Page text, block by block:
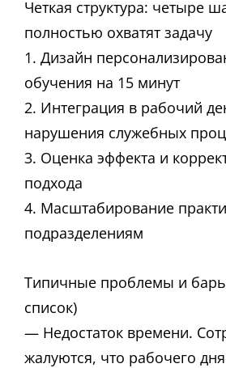
Четкая структура: четыре
полностью охватят задачу
1. Дизайн
обучения на 15 минут
2. Интеграция в рабочий
нарушения служебных
3. Оценка эффекта и
подхода
4. Масштабирование
подразделениям
Типичные проблемы и
список)
— Недостаток времени.
жалуются, что рабочего